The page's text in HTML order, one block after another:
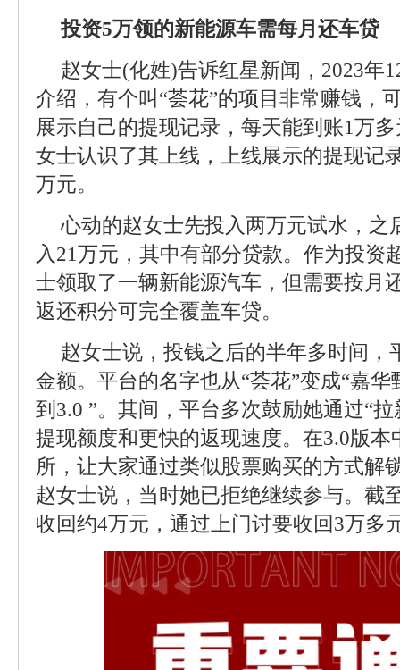
投资5万领的新能源车需每月还车贷
赵女士(化姓)告诉红星新闻，2023年
介绍，有个叫“荟花”的项目非常赚钱，
展示自己的提现记录，每天能到账1万
女士认识了其上线，上线展示的提现记
万元。
心动的赵女士先投入两万元试水，之
入21万元，其中有部分贷款。作为投资
士领取了一辆新能源汽车，但需要按月
返还积分可完全覆盖车贷。
赵女士说，投钱之后的半年多时间，
金额。平台的名字也从“荟花”变成“嘉华
到3.0 ”。其间，平台多次鼓励她通过“
提现额度和更快的返现速度。在3.0版
所，让大家通过类似股票购买的方式解
赵女士说，当时她已拒绝继续参与。截
收回约4万元，通过上门讨要收回3万多